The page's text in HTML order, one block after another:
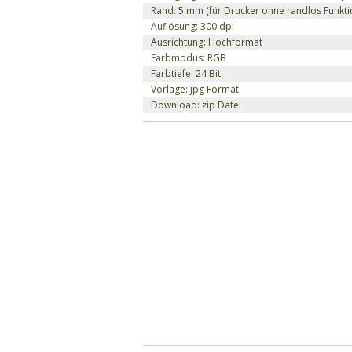
Rand: 5 mm (für Drucker ohne randlos
Auflösung: 300 dpi
Ausrichtung: Hochformat
Farbmodus: RGB
Farbtiefe: 24 Bit
Vorlage: jpg Format
Download: zip Datei